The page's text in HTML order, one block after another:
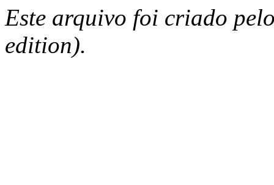
Este arquivo foi criado
edition).